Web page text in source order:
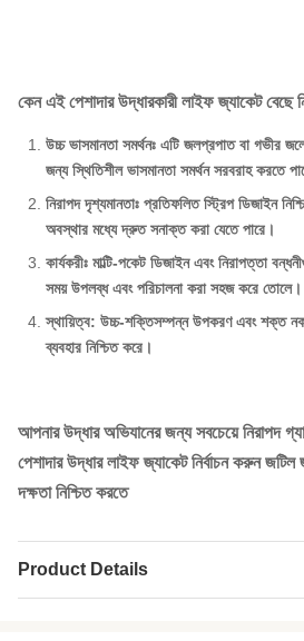
কেন এই পেশাদার উদ্ধারকারী লাইফ জ্যাকেট বেছে
উচ্চ ভাসমানতা সমর্থনঃ এটি জলপ্রপাত বা গভীর
জন্য স্থিতিশীল ভাসমানতা সমর্থন সরবরাহ করতে
নিরাপদ দৃশ্যমানতাঃ প্রতিফলিত স্ট্রিপ ডিজাইন
অবস্থার মধ্যে দ্রুত সনাক্ত করা যেতে পারে।
কার্যকরীঃ মাল্টি-পকেট ডিজাইন এবং নিরাপত্তা
সময় উপলব্ধ এবং পরিচালনা করা সহজ করে তোলে।
স্থায়িত্ব: উচ্চ-শক্তিসম্পন্ন উপকরণ এবং শক্ত নকশা
ব্যবহার নিশ্চিত করে।
আপনার উদ্ধার অভিযানের জন্য সবচেয়ে নিরাপদ
পেশাদার উদ্ধার লাইফ জ্যাকেট নির্বাচন করুন
দক্ষতা নিশ্চিত করতে
Product Details